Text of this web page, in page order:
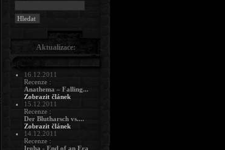
Aktualizace:
16.12.2011
Recenze :
Anathema – Falling...
Zobrazit článek
15.12.2011
Recenze :
Der Blutharsch vs....
Zobrazit článek
14.12.2011
Recenze :
Iroha - End of an Era